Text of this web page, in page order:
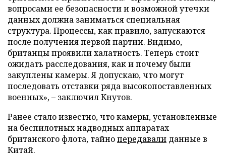
вопросами ее безопасности и возможной утечки
данных должна заниматься специальная
структура. Процессы, как правило, запускаются
после получения первой партии. Видимо,
британцы проявили халатность. Теперь стоит
ожидать расследования, как и почему были
закуплены камеры. Я допускаю, что могут
последовать отставки ряда высокопоставленных
военных», – заключил Кнутов.
Ранее стало известно, что камеры, установленные
на беспилотных надводных аппаратах
британского флота, тайнопередавали данные в
Китай.